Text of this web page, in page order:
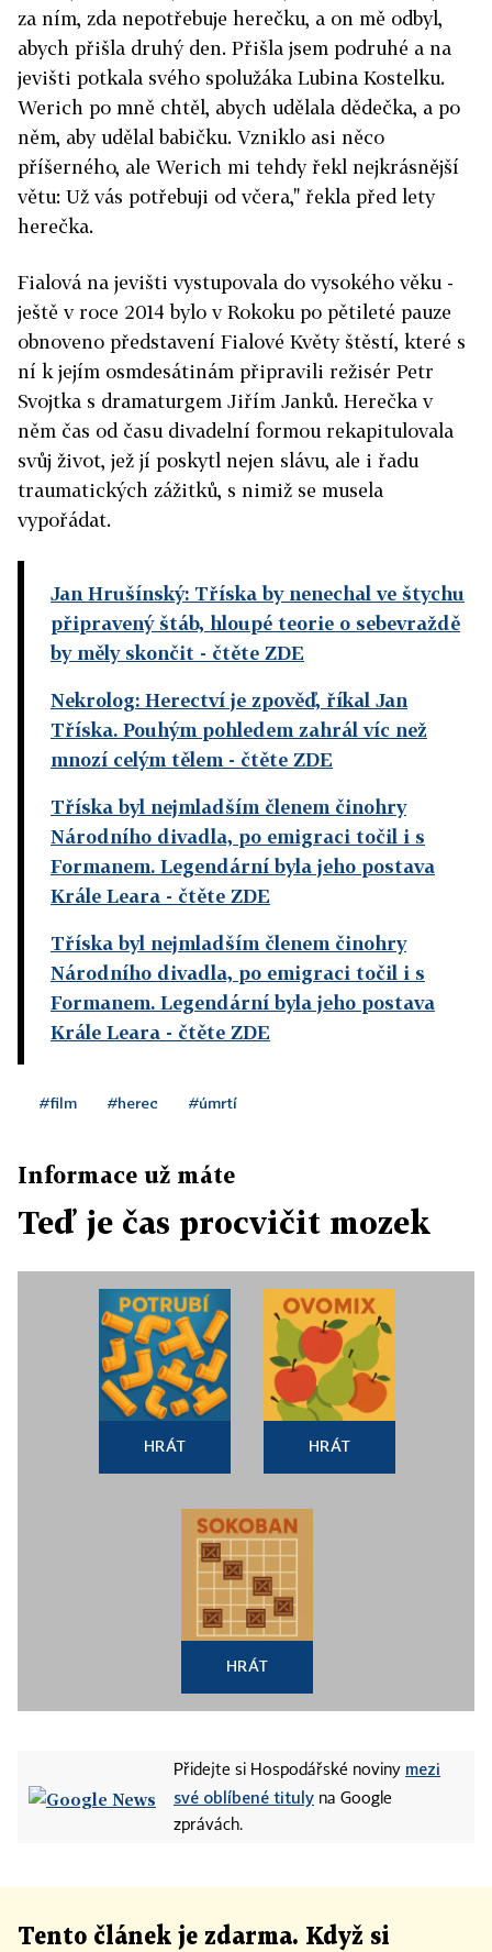
za ním, zda nepotřebuje herečku, a on mě odbyl,
abych přišla druhý den. Přišla jsem podruhé a na
jevišti potkala svého spolužáka Lubina Kostelku.
Werich po mně chtěl, abych udělala dědečka, a po
něm, aby udělal babičku. Vzniklo asi něco
příšerného, ale Werich mi tehdy řekl nejkrásnější
větu: Už vás potřebuji od včera," řekla před lety
herečka.
Fialová na jevišti vystupovala do vysokého věku -
ještě v roce 2014 bylo v Rokoku po pětileté pauze
obnoveno představení Fialové Květy štěstí, které s
ní k jejím osmdesátinám připravili režisér Petr
Svojtka s dramaturgem Jiřím Janků. Herečka v
něm čas od času divadelní formou rekapitulovala
svůj život, jež jí poskytl nejen slávu, ale i řadu
traumatických zážitků, s nimiž se musela
vypořádat.
Jan Hrušínský: Tříska by nenechal ve štychu
připravený štáb, hloupé teorie o sebevraždě
by měly skončit - čtěte ZDE
Nekrolog: Herectví je zpověď, říkal Jan
Tříska. Pouhým pohledem zahrál víc než
mnozí celým tělem - čtěte ZDE
Tříska byl nejmladším členem činohry
Národního divadla, po emigraci točil i s
Formanem. Legendární byla jeho postava
Krále Leara - čtěte ZDE
Tříska byl nejmladším členem činohry
Národního divadla, po emigraci točil i s
Formanem. Legendární byla jeho postava
Krále Leara - čtěte ZDE
#film #herec #úmrtí
Informace už máte
Teď je čas procvičit mozek
HRÁT HRÁT
HRÁT
Přidejte si Hospodářské noviny mezi
své oblíbené tituly na Google
zprávách.
Tento článek je zdarma. Když si